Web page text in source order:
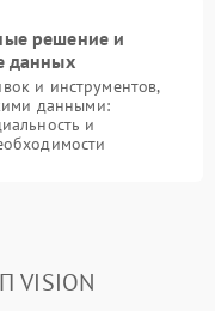
решение и
данных
и инструментов,
данными:
и
VISION